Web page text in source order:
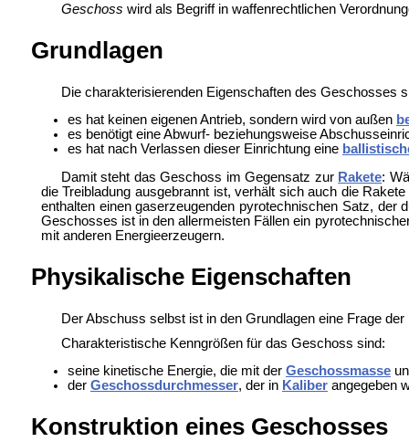
Geschoss wird als Begriff in waffenrechtlichen
Grundlagen
Die charakterisierenden Eigenschaften des Geschosses
es hat keinen eigenen Antrieb, sondern wird von außen
es benötigt eine Abwurf- beziehungsweise
es hat nach Verlassen dieser Einrichtung eine
Damit steht das Geschoss im Gegensatz zur Rakete:
die Treibladung ausgebrannt ist, verhält sich auch die
enthalten einen gaserzeugenden pyrotechnischen Satz,
Geschosses ist in den allermeisten Fällen ein
mit anderen Energieerzeugern.
Physikalische Eigenschaften
Der Abschuss selbst ist in den Grundlagen eine Frage der
Charakteristische Kenngrößen für das Geschoss sind:
seine kinetische Energie, die mit der Geschossmasse
der Geschossdurchmesser, der in Kaliberangegeben
Konstruktion eines Geschosses